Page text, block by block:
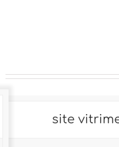
site